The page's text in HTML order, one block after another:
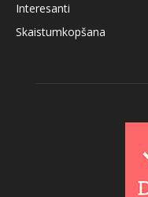
Interesanti
Skaistumkopšana